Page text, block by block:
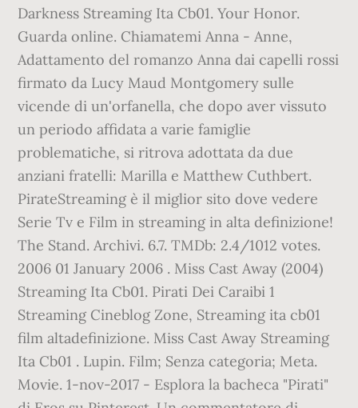
Darkness Streaming Ita Cb01. Your Honor.
Guarda online. Chiamatemi Anna - Anne,
Adattamento del romanzo Anna dai capelli rossi
firmato da Lucy Maud Montgomery sulle
vicende di un'orfanella, che dopo aver vissuto
un periodo affidata a varie famiglie
problematiche, si ritrova adottata da due
anziani fratelli: Marilla e Matthew Cuthbert.
PirateStreaming è il miglior sito dove vedere
Serie Tv e Film in streaming in alta definizione!
The Stand. Archivi. 6.7. TMDb: 2.4/1012 votes.
2006 01 January 2006 . Miss Cast Away (2004)
Streaming Ita Cb01. Pirati Dei Caraibi 1
Streaming Cineblog Zone, Streaming ita cb01
film altadefinizione. Miss Cast Away Streaming
Ita Cb01 . Lupin. Film; Senza categoria; Meta.
Movie. 1-nov-2017 - Esplora la bacheca "Pirati"